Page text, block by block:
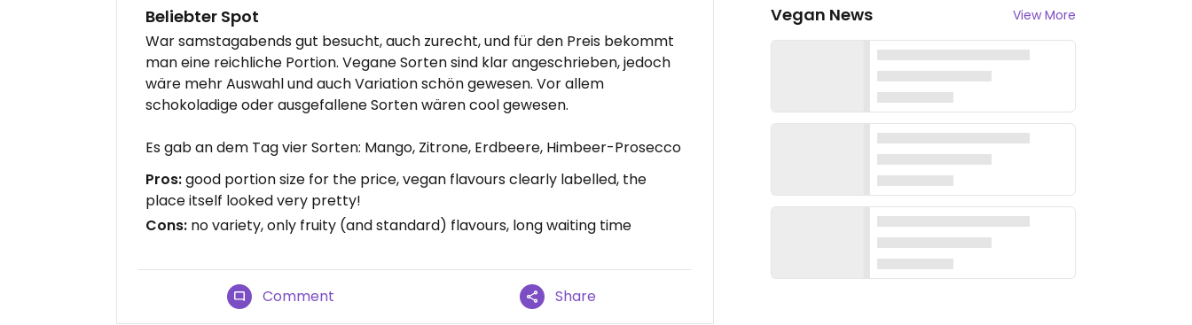
Beliebter Spot
War samstagabends gut besucht, auch zurecht, und für den Preis bekommt
man eine reichliche Portion. Vegane Sorten sind klar angeschrieben, jedoch
wäre mehr Auswahl und auch Variation schön gewesen. Vor allem
schokoladige oder ausgefallene Sorten wären cool gewesen.
Es gab an dem Tag vier Sorten: Mango, Zitrone, Erdbeere, Himbeer-Prosecco
Pros:good portion size for the price, vegan flavours clearly labelled, the
place itself looked very pretty!
Cons: no variety, only fruity (and standard) flavours, long waiting time
Comment Share
Vegan News View More